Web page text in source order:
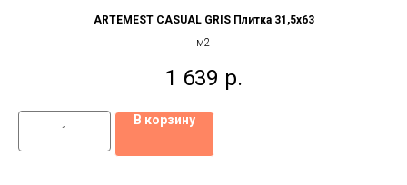
ARTEMEST CASUAL GRIS Плитка 31,5x63
м2
1 639 р.
В корзину